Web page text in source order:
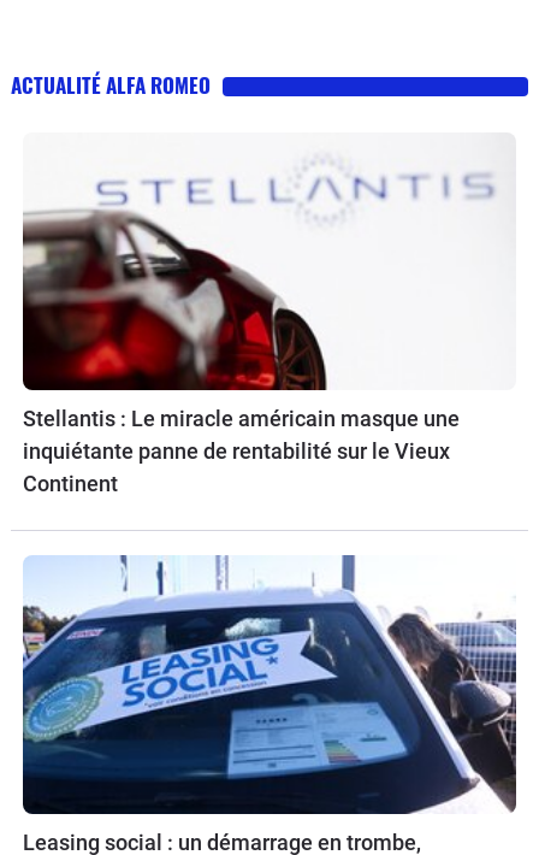
ACTUALITÉ ALFA ROMEO
Stellantis : Le miracle américain masque une
inquiétante panne de rentabilité sur le Vieux
Continent
Leasing social : un démarrage en trombe,